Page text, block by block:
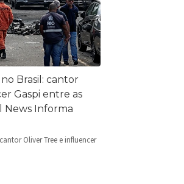
Brasil: cantor
Gaspi entre as
News Informa
Oliver Tree e influencer